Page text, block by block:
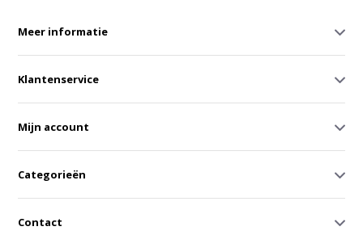
Meer informatie
Klantenservice
Mijn account
Categorieën
Contact